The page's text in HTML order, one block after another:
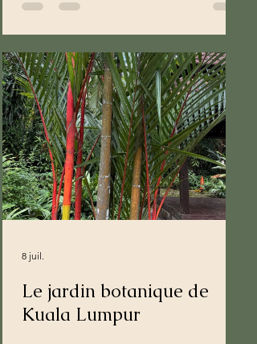
Le jardin botanique de
Kuala Lumpur
8 juil.